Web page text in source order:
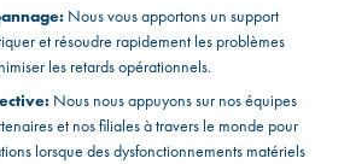
Nous vous apportons un support
et résoudre rapidement les problèmes
les retards opérationnels.
Nous nous appuyons sur nos équipes
et nos filiales à travers le monde pour
lorsque des dysfonctionnements matériels